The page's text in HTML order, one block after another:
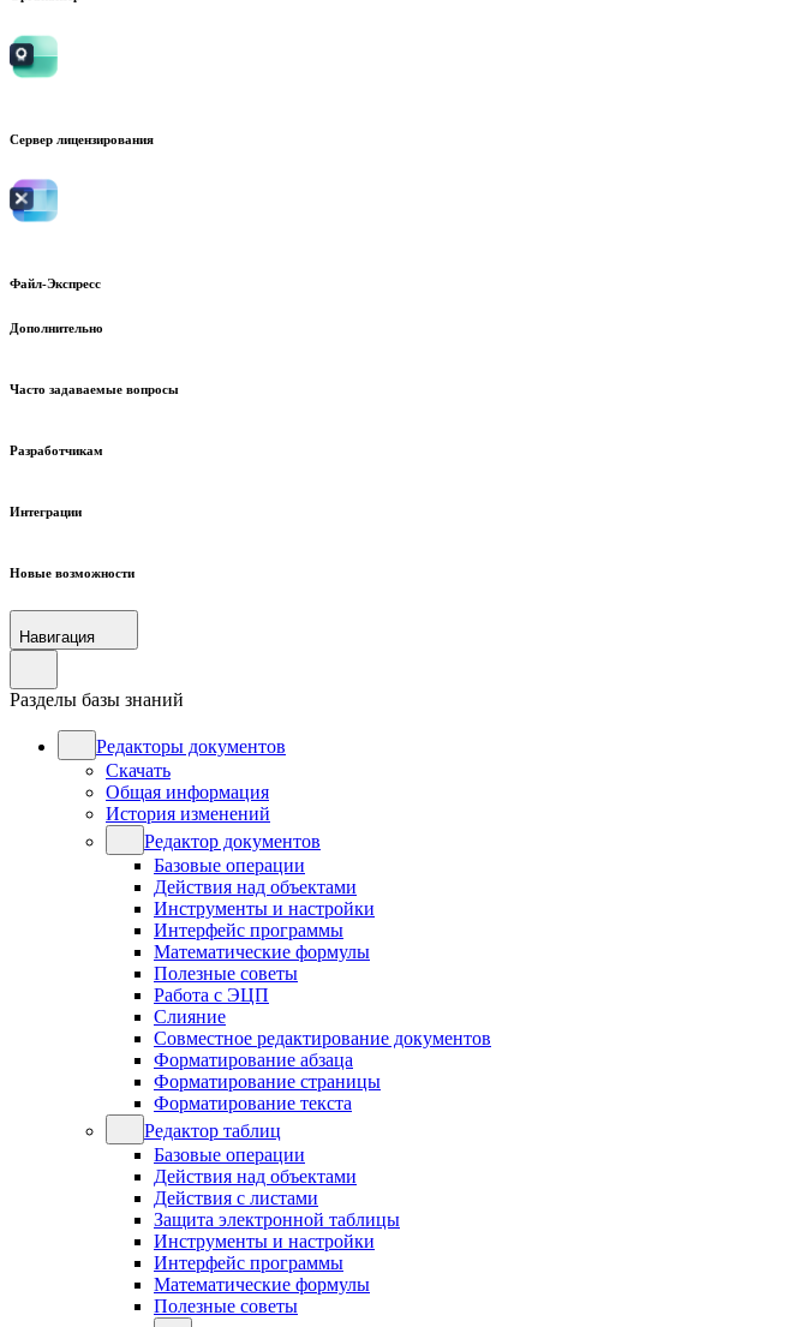
Сервер лицензирования
Файл-Экспресс
Дополнительно
Часто задаваемые вопросы
Разработчикам
Интеграции
Новые возможности
Навигация
Разделы базы знаний
Редакторы документов
Скачать
Общая информация
История изменений
Редактор документов
Базовые операции
Действия над объектами
Инструменты и настройки
Интерфейс программы
Математические формулы
Полезные советы
Работа с ЭЦП
Слияние
Совместное редактирование документов
Форматирование абзаца
Форматирование страницы
Форматирование текста
Редактор таблиц
Базовые операции
Действия над объектами
Действия с листами
Защита электронной таблицы
Инструменты и настройки
Интерфейс программы
Математические формулы
Полезные советы